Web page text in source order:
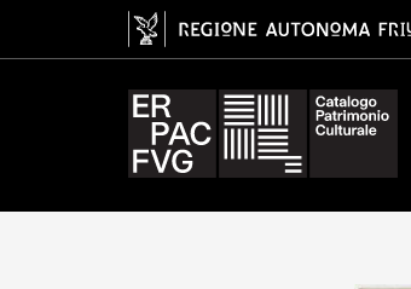
Fondo Egger, fotografico